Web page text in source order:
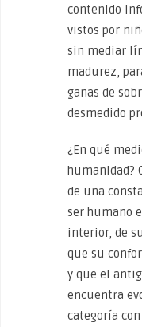
contenido
vistos por
sin mediar
madurez,
ganas de
desmedido
¿En qué
humanidad?
de una
ser humano
interior, de
que su
y que el
encuentra
categoría